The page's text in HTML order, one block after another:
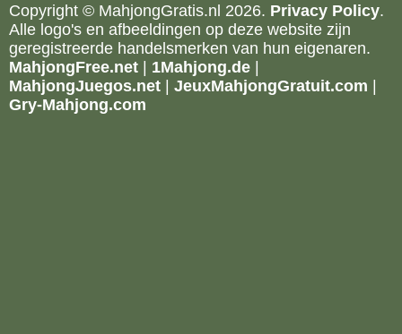
Copyright © MahjongGratis.nl 2026. Privacy Policy.
Alle logo's en afbeeldingen op deze website zijn
geregistreerde handelsmerken van hun eigenaren.
MahjongFree.net | 1Mahjong.de |
MahjongJuegos.net | JeuxMahjongGratuit.com |
Gry-Mahjong.com